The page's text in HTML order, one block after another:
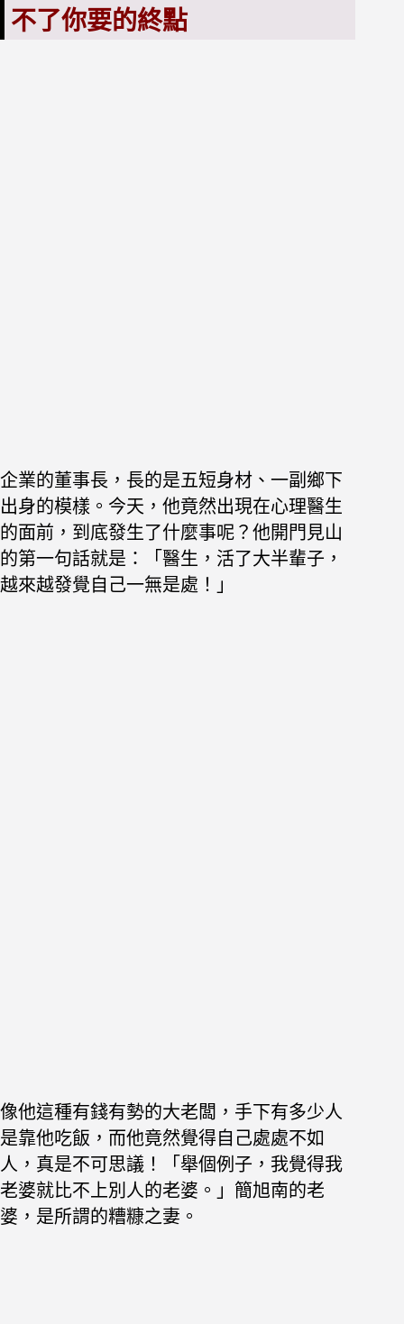
不了你要的終點
企業的董事長，長的是五短身材、一副鄉下
出身的模樣。 今天，他竟然出現在心理醫生
的面前，到底發生了什麼事呢？ 他開門見山
的第一句話就是：「醫生，活了大半輩子，
越來越發覺自己一無是處！」
像他這種有錢有勢的大老闆，手下有多少人
是靠他吃飯， 而他竟然覺得自己處處不如
人，真是不可思議！
「舉個例子，我覺得我
老婆就比不上別人的老婆。」 簡旭南的老
婆，是所謂的糟糠之妻。